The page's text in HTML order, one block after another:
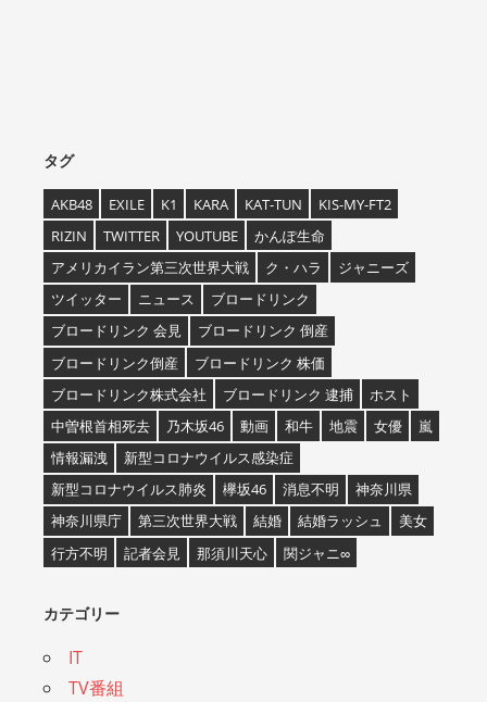
タグ
AKB48 EXILE K1 KARA KAT-TUN
KIS-MY-FT2
RIZIN
TWITTER YOUTUBE
かんぽ生命
アメリカイラン第三次世界大戦
ク・ハラ
ジャニーズ
ツイッター
ニュース
ブロードリンク
ブロードリンク 会見
ブロードリンク 倒産
ブロードリンク倒産
ブロードリンク 株価
ブロードリンク株式会社
ブロードリンク 逮捕
ホスト
中曽根首相死去
乃木坂46 動画 和牛 地震 女優
嵐
情報漏洩
新型コロナウイルス感染症
新型コロナウイルス肺炎
欅坂46 消息不明
神奈川県
神奈川県庁
第三次世界大戦 結婚 結婚ラッシュ
美女
行方不明
記者会見 那須川天心 関ジャニ∞
カテゴリー
IT
TV番組